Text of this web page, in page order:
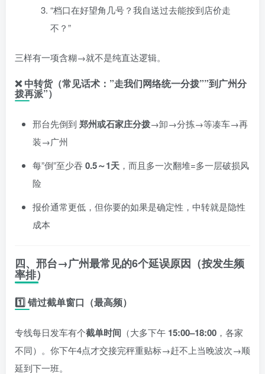
“档口在好望角几号？我自送过去能按到店价走
不？”
三样有一项含糊→就不是纯直达逻辑。
❌ 中转货（常见话术：”走我们网络统一分拨””到广州分
拨再派”）
邢台先倒到 郑州或石家庄分拨→卸→分拣→等凑车→再
装→广州
每”倒”至少吞 0.5～1天 ，而且多一次翻堆=多一层破损风
险
报价通常更低，但你要的如果是确定性，中转就是隐性
成本
四、邢台→广州最常见的6个延误原因（按发生频
率排）
1️⃣ 错过截单窗口（最高频）
专线每日发车有个截单时间 （大多下午 15:00–18:00 ，各家
不同）。你下午4点才交接完秤重贴标→赶不上当晚波次→顺
延到下一班。